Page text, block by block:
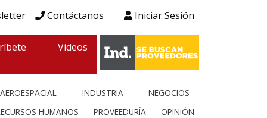
Contáctanos Iniciar Sesión
Videos
AEROESPACIAL INDUSTRIA
NEGOCIOS
HUMANOS
PROVEEDURÍA OPINIÓN